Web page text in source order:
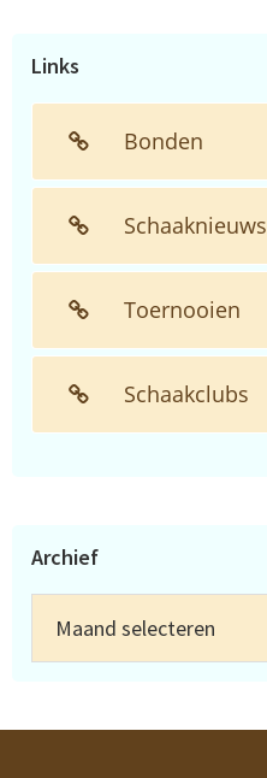
Links
Bonden
Schaaknieuws
Toernooien
Schaakclubs
Archief